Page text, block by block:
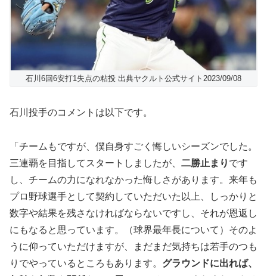
石川6回6安打1失点の粘投 出典ヤクルト公式サイト2023/09/08
石川投手のコメントは以下です。
「チームもですが、僕自身すごく悔しいシーズンでした。
三連覇を目指してスタートしましたが、 二勝止まり です
し、チームの力になれなかった悔しさがあります。来年も
プロ野球選手として契約していただいた以上、しっかりと
数字や結果を残さなければならないですし、それが恩返し
にもなると思っています。（球界最年長について）そのよ
うに仰っていただけますが、まだまだ気持ちは若手のつも
りでやっているところもあります。 グラウンドに出れば、